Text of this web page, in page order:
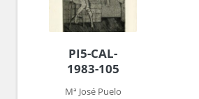
PI5-CAL-
1983-105
Mª José Puelo